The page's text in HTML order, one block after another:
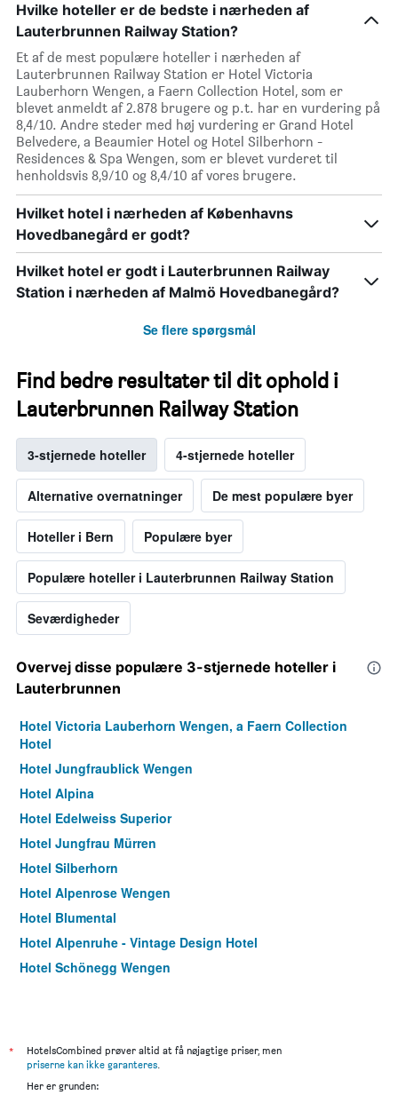
Hvilke hoteller er de bedste i nærheden af
Lauterbrunnen Railway Station?
Et af de mest populære hoteller i nærheden af
Lauterbrunnen Railway Station er Hotel Victoria
Lauberhorn Wengen, a Faern Collection Hotel, som er
blevet anmeldt af 2.878 brugere og p.t. har en vurdering på
8,4/10. Andre steder med høj vurdering er Grand Hotel
Belvedere, a Beaumier Hotel og Hotel Silberhorn -
Residences & Spa Wengen, som er blevet vurderet til
henholdsvis 8,9/10 og 8,4/10 af vores brugere.
Hvilket hotel i nærheden af Københavns
Hovedbanegård er godt?
Hvilket hotel er godt i Lauterbrunnen Railway
Station i nærheden af Malmö Hovedbanegård?
Se flere spørgsmål
Find bedre resultater til dit ophold i
Lauterbrunnen Railway Station
3-stjernede hoteller 4-stjernede hoteller
Alternative overnatninger De mest populære byer
Hoteller i Bern Populære byer
Populære hoteller i Lauterbrunnen Railway Station
Seværdigheder
Overvej disse populære 3-stjernede hoteller i
Lauterbrunnen
Hotel Victoria Lauberhorn Wengen, a Faern Collection
Hotel
Hotel Jungfraublick Wengen
Hotel Alpina
Hotel Edelweiss Superior
Hotel Jungfrau Mürren
Hotel Silberhorn
Hotel Alpenrose Wengen
Hotel Blumental
Hotel Alpenruhe - Vintage Design Hotel
Hotel Schönegg Wengen
Bernerhof & Residence Hotels
Hotel Residence Brunner
*
HotelsCombined prøver altid at få nøjagtige priser, men
priserne kan ikke garanteres.
Her er grunden: